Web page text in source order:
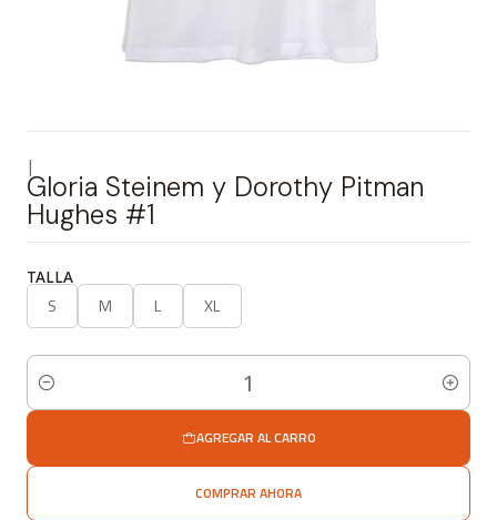
|
Gloria Steinem y Dorothy Pitman
Hughes #1
TALLA
S M L XL
Cantidad
AGREGAR AL CARRO
COMPRAR AHORA